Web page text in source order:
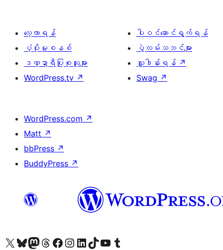
လေ့လာရန်
ပံ့ပိုးမှုစနစ်
ဒဏ္ဍာရီပြုစုသူများ
WordPress.tv ↗
ပါဝင်ဆောင်ရွက်ရန်
ပွဲလမ်းသဘင်များ
လှူဒါန်းရန် ↗
Swag ↗
WordPress.com ↗
Matt ↗
bbPress ↗
BuddyPress ↗
ကျွန်ုပ်တို့၏ X (ယခင် Twitter) အကောင့်သို့ သွားရောက်ကြည့်ရှုပါကျွန်ုပ်တို့၏ Bluesky အကောင့်သို့ ဝင်ရောက်ကြည့်ရှုရန်
ကျွန်ုပ်တို့၏ Mastodon အကောင့်သို့ သွားရောက်ကြည့်ရှုပါကျွန်ုပ်တို့၏ Threads အကောင့်သို့ ဝင်ရောက်ကြည့်ရှုရန်
ကျွန်ုပ်တို့၏ Facebook စာမျက်နှာသို့ သွားရောက်ကြည့်ရှုပါကျွန်ုပ်တို့၏ Instagram အကောင့်သို့ သွားရောက်ကြည့်ရှုပါ ကျွန်ုပ်တို့၏ LinkedIn အကောင့်သို့ သွားရောက်ကြည့်ရှုပါကျွန်ုပ်တို့၏ TikTok အကောင့်သို့ ဝင်ရောက်ကြည့်ရှုရန်
ကျွန်ုပ်တို့၏ YouTube ချန်နယ်သို့ သွားရောက်ကြည့်ရှုပါ ကျွန်ုပ်တို့၏ Tumblr အကောင့်သို့ ဝင်ရောက်ကြည့်ရှုရန်